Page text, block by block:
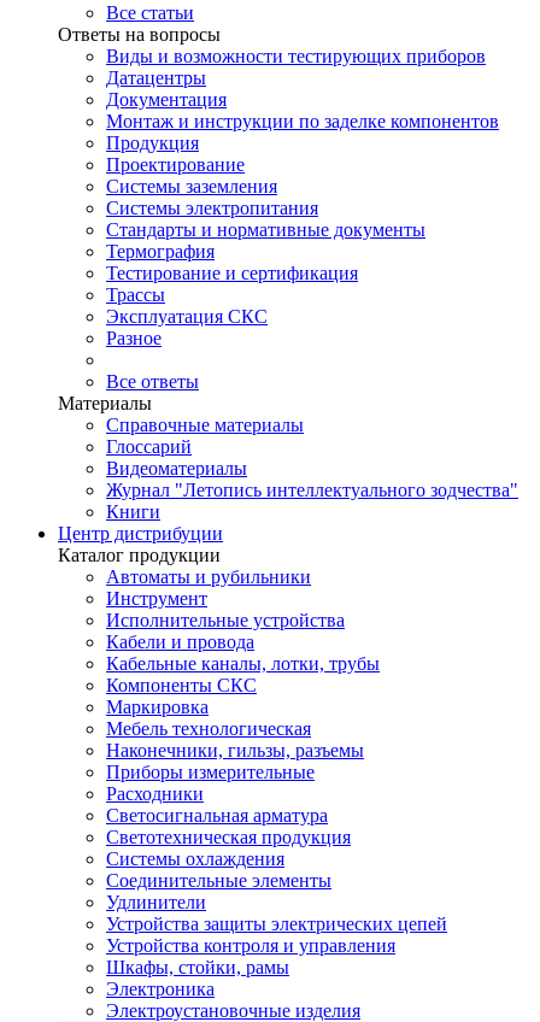
Все статьи
Ответы на вопросы
Виды и возможности тестирующих приборов
Датацентры
Документация
Монтаж и инструкции по заделке компонентов
Продукция
Проектирование
Системы заземления
Системы электропитания
Стандарты и нормативные документы
Термография
Тестирование и сертификация
Трассы
Эксплуатация СКС
Разное
Все ответы
Материалы
Справочные материалы
Глоссарий
Видеоматериалы
Журнал "Летопись интеллектуального зодчества"
Книги
Центр дистрибуции
Каталог продукции
Автоматы и рубильники
Инструмент
Исполнительные устройства
Кабели и провода
Кабельные каналы, лотки, трубы
Компоненты СКС
Маркировка
Мебель технологическая
Наконечники, гильзы, разъемы
Приборы измерительные
Расходники
Светосигнальная арматура
Светотехническая продукция
Системы охлаждения
Соединительные элементы
Удлинители
Устройства защиты электрических цепей
Устройства контроля и управления
Шкафы, стойки, рамы
Электроника
Электроустановочные изделия